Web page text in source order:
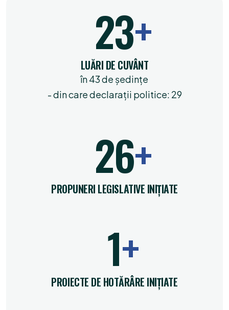
32
LUĂRI DE CUVÂNT
în 43 de ședințe
- din care declarații politice: 29
35
PROPUNERI LEGISLATIVE INIȚIATE
1
PROIECTE DE HOTĂRÂRE INIȚIATE